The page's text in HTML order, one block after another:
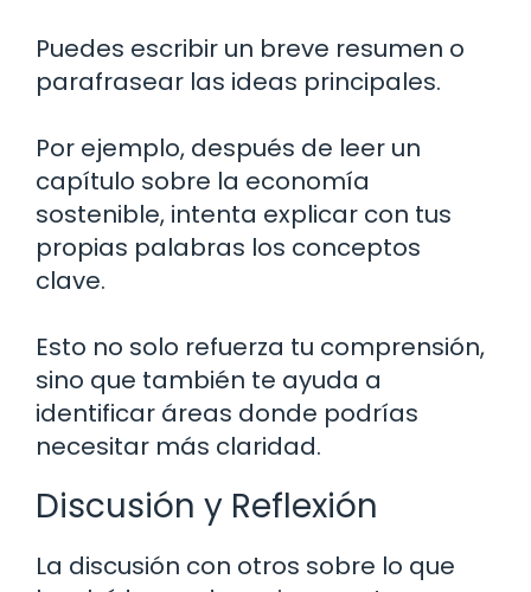
Puedes escribir un breve resumen o
parafrasear las ideas principales.
Por ejemplo, después de leer un
capítulo sobre la economía
sostenible, intenta explicar con tus
propias palabras los conceptos
clave.
Esto no solo refuerza tu comprensión,
sino que también te ayuda a
identificar áreas donde podrías
necesitar más claridad.
Discusión y Reflexión
La discusión con otros sobre lo que